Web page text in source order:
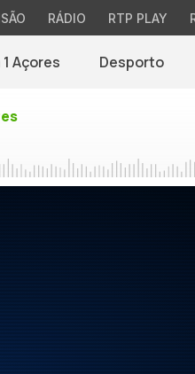
RÁDIO RTP PLAY
Açores Desporto